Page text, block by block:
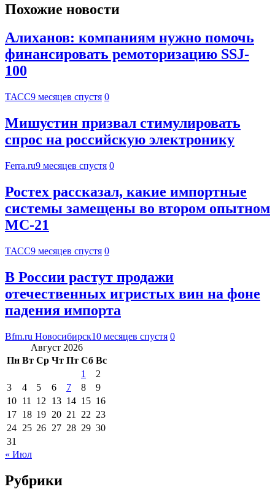
Похожие новости
Алиханов: компаниям нужно помочь
финансировать ремоторизацию SSJ-
100
ТАСС9 месяцев спустя 0
Мишустин призвал стимулировать
спрос на российскую электронику
Ferra.ru9 месяцев спустя 0
Ростех рассказал, какие импортные
системы замещены во втором опытном
МС-21
ТАСС9 месяцев спустя 0
В России растут продажи
отечественных игристых вин на фоне
падения импорта
Bfm.ru Новосибирск10 месяцев спустя 0
Август 2026
Пн Вт Ср Чт Пт Сб Вс
1
2
3
4 5 6 7 8
9
10 11 12 13 14 15 16
17 18 19 20 21 22 23
24 25 26 27 28 29 30
31
« Июл
Рубрики